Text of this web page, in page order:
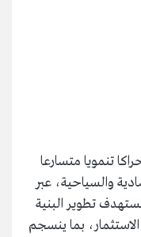
تنمويا متسارعا
والسياحية، عبر
تطوير البنية
بما ينسجم